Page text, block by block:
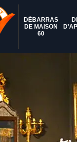
DÉBARRAS
DE MAISON
60